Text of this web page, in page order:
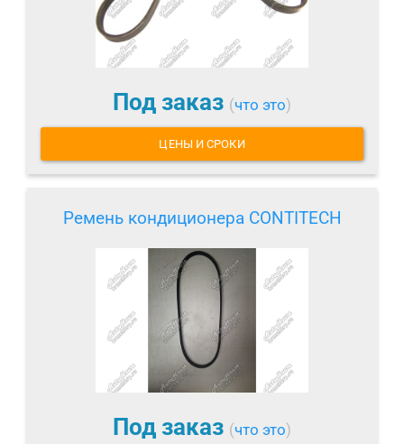
Под заказ (что это)
ЦЕНЫ И СРОКИ
Ремень кондиционера CONTITECH
Под заказ (что это)